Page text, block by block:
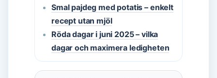
Smal pajdeg med potatis – enkelt
recept utan mjöl
Röda dagar i juni 2025 – vilka
dagar och maximera ledigheten